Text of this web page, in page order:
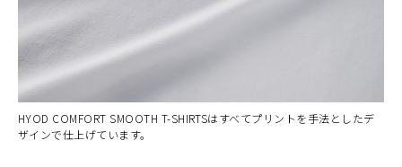
HYOD COMFORT SMOOTH T-SHIRTSはすべてプリントを手法としたデ
ザインで仕上げています。
¥6,160(税込)